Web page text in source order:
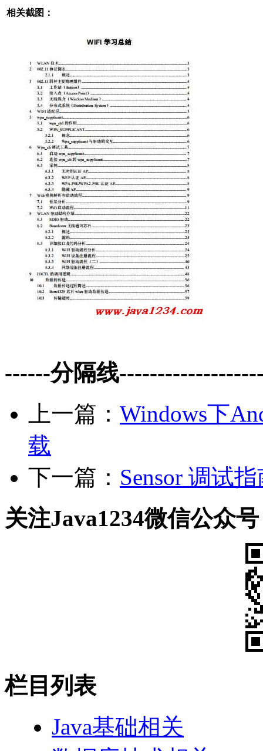
相关截图：
------分隔线
上一篇： Windows下
载
下一篇： Sensor 调试
关注Java1234微信公众号
栏目列表
Java基础相关